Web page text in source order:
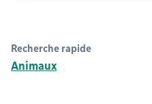
Recherche rapide
Animaux